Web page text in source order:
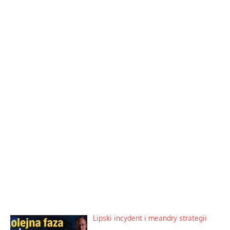
Lipski incydent i meandry strategii